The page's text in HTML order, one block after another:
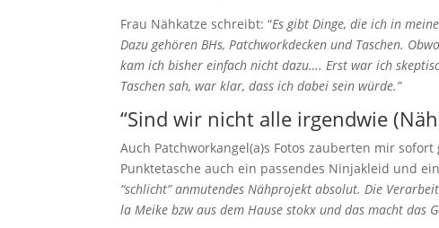
Frau Nähkatze schreibt: “Es gibt Dinge, die ich in
Dazu gehören BHs, Patchworkdecken und Taschen.
kam ich bisher einfach nicht dazu…. Erst war ich
Taschen sah, war klar, dass ich dabei sein würde.”
“Sind wir nicht alle irgendwie
Auch Patchworkangel(a)s Fotos zauberten mir
Punktetasche auch ein passendes Ninjakleid und
“schlicht” anmutendes Nähprojekt absolut. Die
la Meike bzw aus dem Hause stokx und das macht das